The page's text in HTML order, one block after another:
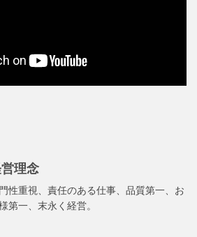
理念
性重視、責任のある仕事、品質第一、お
第一、末永く経営。